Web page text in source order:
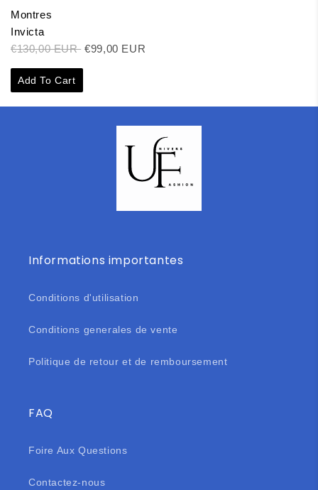
Montres
Invicta
€130,00 EUR €99,00 EUR
Add To Cart
Informations importantes
Conditions d'utilisation
Conditions generales de vente
Politique de retour et de remboursement
FAQ
Foire Aux Questions
Contactez-nous